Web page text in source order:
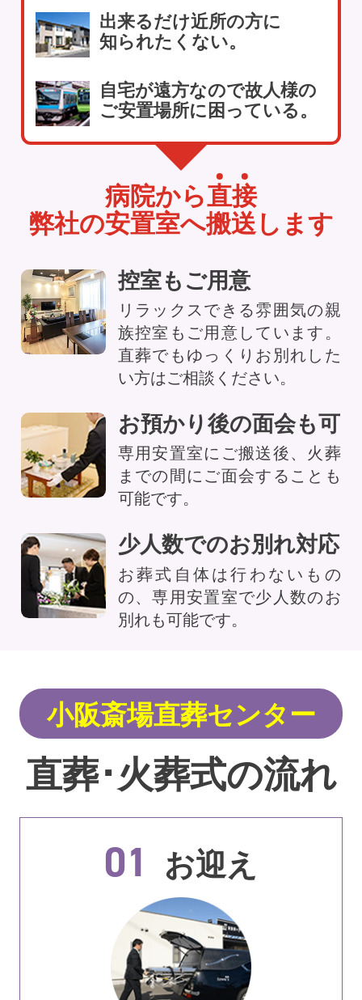
出来るだけ近所の方に
知られたくない。
自宅が遠方なので故人様の
ご安置場所に困っている。
病院から直接
弊社の安置室へ搬送します
控室もご用意
リラックスできる雰囲気の親
族控室もご用意しています。
直葬でもゆっくりお別れした
い方はご相談ください。
お預かり後の面会も可
専用安置室にご搬送後、火葬
までの間にご面会することも
可能です。
少人数でのお別れ対応
お葬式自体は行わないもの
の、専用安置室で少人数のお
別れも可能です。
小阪斎場直葬センター
直葬･火葬式の流れ
01 お迎え